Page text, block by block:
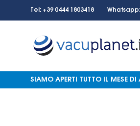
Tel: +39 0444 1803418
SIAMO APERTI TUTTO IL MESE